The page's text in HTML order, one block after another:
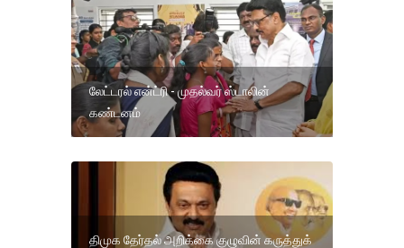
லேட்டரல் என்ட்ரி - முதல்வர் ஸ்டாலின்
கண்டனம்
திமுக தேர்தல் அறிக்கை குழுவின் கருத்துக்